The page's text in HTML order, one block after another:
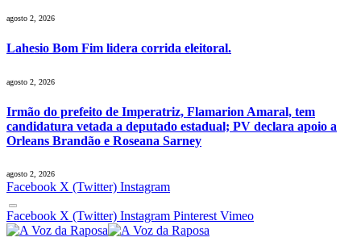
agosto 2, 2026
Lahesio Bom Fim lidera corrida eleitoral.
agosto 2, 2026
Irmão do prefeito de Imperatriz, Flamarion Amaral, tem
candidatura vetada a deputado estadual; PV declara apoio a
Orleans Brandão e Roseana Sarney
agosto 2, 2026
Facebook X (Twitter) Instagram
Facebook X (Twitter) Instagram Pinterest Vimeo